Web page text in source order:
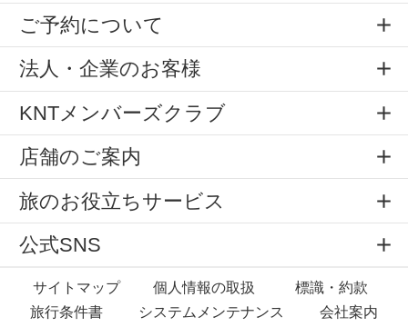
ご予約について
法人・企業のお客様
KNTメンバーズクラブ
店舗のご案内
旅のお役立ちサービス
公式SNS
サイトマップ 個人情報の取扱
標識・約款
旅行条件書
システムメンテナンス 会社案内